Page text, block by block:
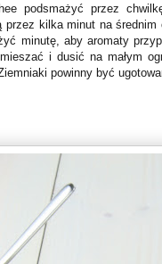
podsmażyć przez
kilka minut na
minutę, aby aromaty
i dusić na małym
powinny być